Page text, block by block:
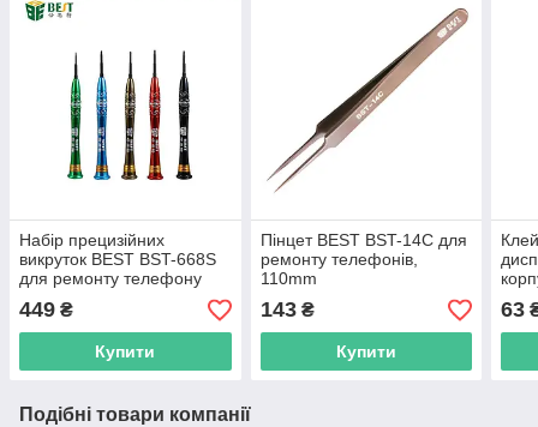
Набір прецизійних
викруток BEST BST-668S
для ремонту телефону
449 ₴
Купити
Пінцет BEST BST-14C для
ремонту телефонів,
110mm
143₴
Купити
63
Подібні товари компанії